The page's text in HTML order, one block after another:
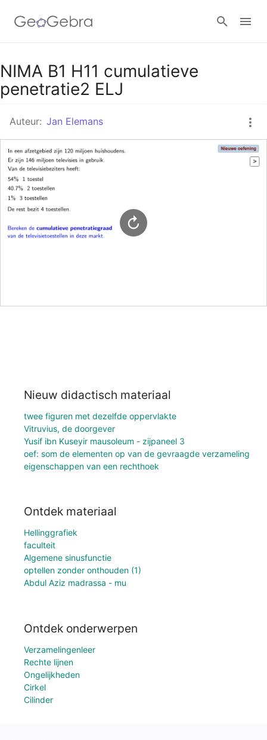
Google Classroom
Aanmelden
NIMA B1 H11 cumulatieve
penetratie2 ELJ
Auteur: Jan Elemans
Nieuw didactisch materiaal
twee figuren met dezelfde oppervlakte
Vitruvius, de doorgever
Yusif ibn Kuseyir mausoleum - zijpaneel 3
oef: som de elementen op van de gevraagde verzameling
eigenschappen van een rechthoek
Ontdek materiaal
Hellinggrafiek
faculteit
Algemene sinusfunctie
optellen zonder onthouden (1)
Abdul Aziz madrassa - mu
Ontdek onderwerpen
Verzamelingenleer
Rechte lijnen
Ongelijkheden
Cirkel
Cilinder